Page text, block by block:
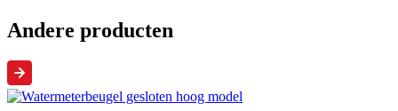
Andere producten